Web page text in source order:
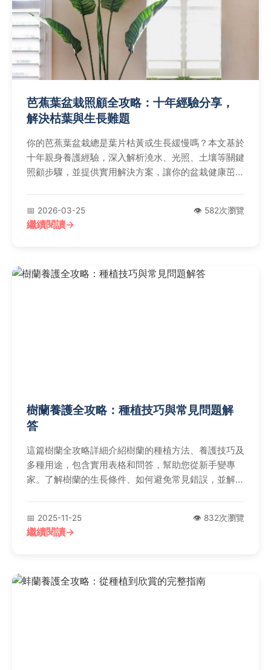
芭蕉葉盆栽照顧全攻略：十年經驗分享，
解決枯葉與生長難題
你的芭蕉葉盆栽總是葉片枯黃或生長緩慢嗎？本文基於
十年親身養護經驗，深入解析澆水、光照、土壤等關鍵
照顧步驟，並提供實用解決方案，讓你的盆栽健康茁
📅 2026-03-25 👁️ 582次瀏覽
繼續閱讀
樹蘭養護全攻略：種植技巧與常見問題解
答
這篇樹蘭全攻略詳細介紹樹蘭的種植方法、養護技巧及
多種用途，包含實用表格和問答，幫助您從新手變專
家。了解樹蘭的生長條件、如何避免常見錯誤，並解決
📅 2025-11-25 👁️ 832次瀏覽
繼續閱讀